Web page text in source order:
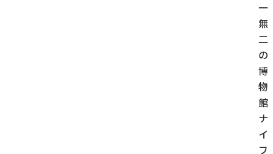
一
無
二
の
博
物
館
ナ
イ
フ